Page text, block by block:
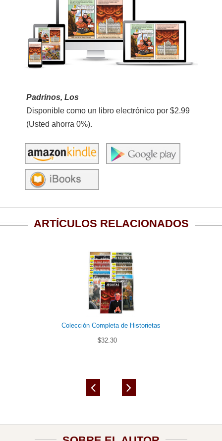
Padrinos, Los
Disponible como un libro electrónico por $2.99
(Usted ahorra 0%).
ARTÍCULOS RELACIONADOS
Colección Completa de Historietas
$32.30